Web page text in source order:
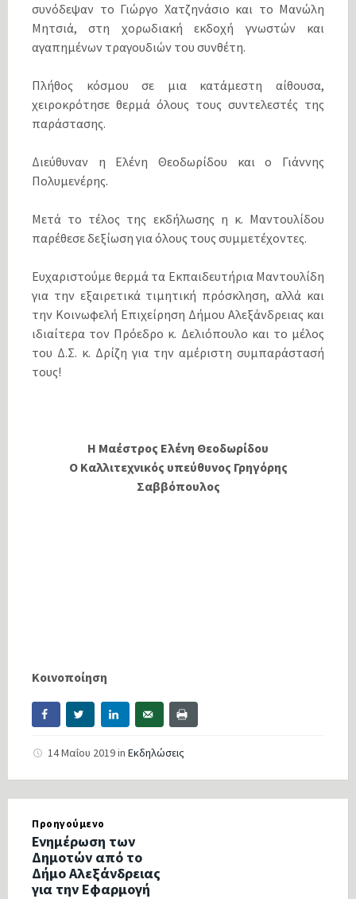
συνόδεψαν το Γιώργο Χατζηνάσιο και το Μανώλη
Μητσιά, στη χορωδιακή εκδοχή γνωστών και
αγαπημένων τραγουδιών του συνθέτη.
Πλήθος κόσμου σε μια κατάμεστη αίθουσα,
χειροκρότησε θερμά όλους τους συντελεστές της
παράστασης.
Διεύθυναν η Ελένη Θεοδωρίδου και ο Γιάννης
Πολυμενέρης.
Μετά το τέλος της εκδήλωσης η κ. Μαντουλίδου
παρέθεσε δεξίωση για όλους τους συμμετέχοντες.
Ευχαριστούμε θερμά τα Εκπαιδευτήρια Μαντουλίδη
για την εξαιρετικά τιμητική πρόσκληση, αλλά και
την Κοινωφελή Επιχείρηση Δήμου Αλεξάνδρειας και
ιδιαίτερα τον Πρόεδρο κ. Δελιόπουλο και το μέλος
του Δ.Σ. κ. Δρίζη για την αμέριστη συμπαράστασή
τους!
Η Μαέστρος Ελένη Θεοδωρίδου
Ο Καλλιτεχνικός υπεύθυνος Γρηγόρης
Σαββόπουλος
Κοινοποίηση
14 Μαΐου 2019in Εκδηλώσεις
Προηγούμενο
Ενημέρωση των
Δημοτών από το
Δήμο Αλεξάνδρειας
για την Εφαρμογή